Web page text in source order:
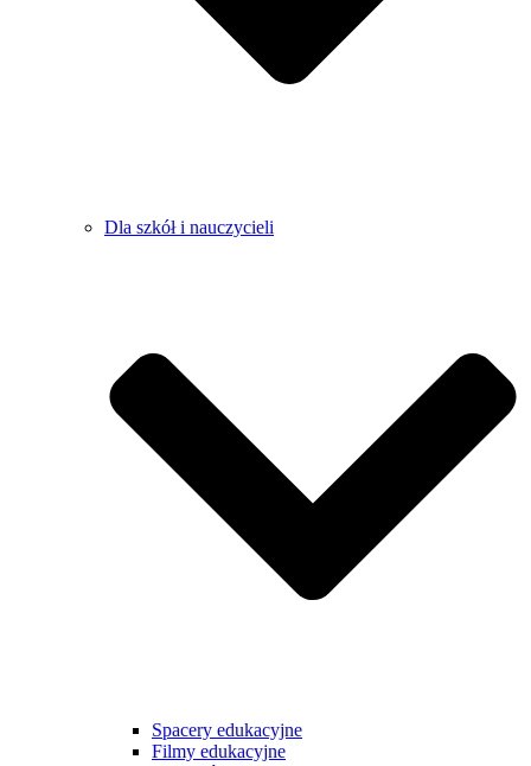
Dla szkół i nauczycieli
Spacery edukacyjne
Filmy edukacyjne